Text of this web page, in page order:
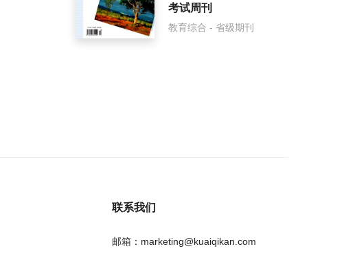
考试周刊
教育综合 - 省级期刊
联系我们
邮箱：marketing@kuaiqikan.com